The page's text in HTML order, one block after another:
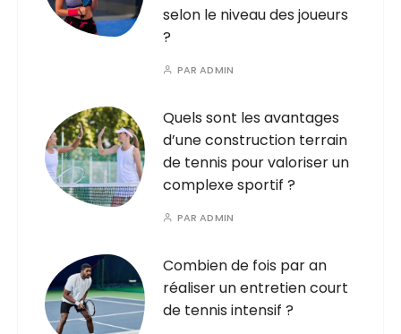
selon le niveau des joueurs
?
PARADMIN
Quels sont les avantages
d’une construction terrain
de tennis pour valoriser un
complexe sportif ?
PARADMIN
Combien de fois par an
réaliser un entretien court
de tennis intensif ?